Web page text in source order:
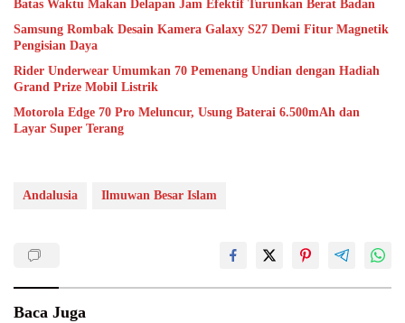
Batas Waktu Makan Delapan Jam Efektif Turunkan Berat Badan
Samsung Rombak Desain Kamera Galaxy S27 Demi Fitur Magnetik
Pengisian Daya
Rider Underwear Umumkan 70 Pemenang Undian dengan Hadiah
Grand Prize Mobil Listrik
Motorola Edge 70 Pro Meluncur, Usung Baterai 6.500mAh dan
Layar Super Terang
Andalusia Ilmuwan Besar Islam
Baca Juga